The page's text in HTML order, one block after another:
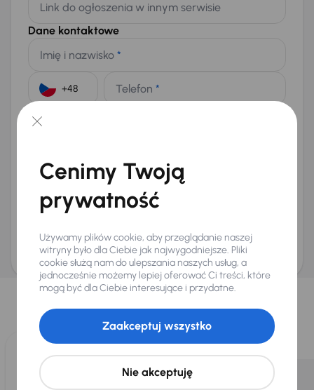
Link do ogłoszenia w innym serwisie
Dane kontaktowe
Imię i nazwisko *
Telefon *
E-mail
Na numer telefonu (opcjonalnie)
Wyślij zapytanie
ani zagwarantowaną dostępnością pojazdu. AURES Holdings a.s., z siedzibą
Dopraváků 874/15, Čimice, 184 00 Praga 8, będzie przechowywać i przetwarzać
Twoje dane osobowe zgodnie z zasadami ochrony i przetwarzaniadanych
osobowych
Wybraliśmy dla Ciebie
Wybieramy dla Ciebienajlepsze pojazdyz naszej oferty. Kupimy
dla Ciebiedo 400 pojazdówkażdego dnia.
Cenimy Twoją
prywatność
Używamy plików cookie, aby przeglądanie naszej
witryny było dla Ciebie jak najwygodniejsze. Pliki
cookie służą nam do ulepszania naszych usług, a
jednocześnie możemy lepiej oferować Ci treści, które
mogą być dla Ciebie interesujące i przydatne.
Nie akceptuję
Zaakceptuj wszystko